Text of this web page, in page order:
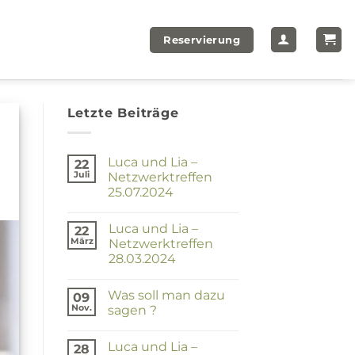
Reservierung
Letzte Beiträge
22
Juli
Luca und Lia –
Netzwerktreffen
25.07.2024
zu
Luca
und
Lia
25.07.2024
22
März
Luca und Lia –
Netzwerktreffen
28.03.2024
zu
und
Netzwerktreffen
09
Nov.
Was soll man dazu
sagen ?
zu
28
Luca und Lia –